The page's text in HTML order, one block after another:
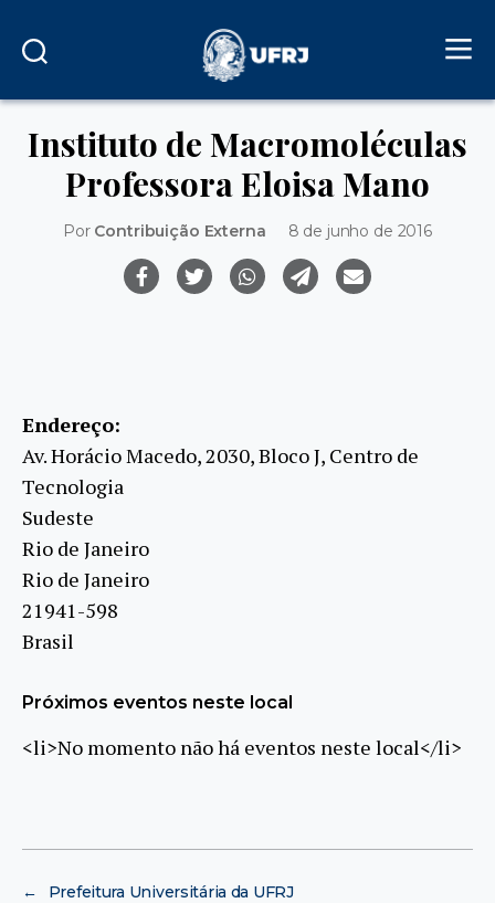
Instituto de Macromoléculas
Professora Eloisa Mano
Por Contribuição Externa 8 de junho de 2016
Endereço:
Av. Horácio Macedo, 2030, Bloco J, Centro de
Tecnologia
Sudeste
Rio de Janeiro
Rio de Janeiro
21941-598
Brasil
Próximos eventos neste local
<li>No momento não há eventos neste local</li>
←
Prefeitura Universitária da UFRJ